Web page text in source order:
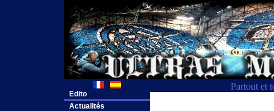
Partout et
Edito
Actualités